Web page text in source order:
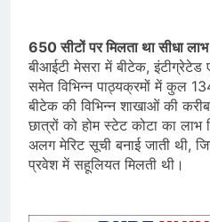
650 सीटों पर मिलता था सीधा लाभ
बीआईटी मेसरा में बीटेक,
समेत विभिन्न पाठ्यक्रमों में कुल
बीटेक की विभिन्न शाखाओं की
छात्रों को होम स्टेट कोटा का
अलग मेरिट सूची बनाई जाती थी,
प्रवेश में सहूलियत मिलती थी।